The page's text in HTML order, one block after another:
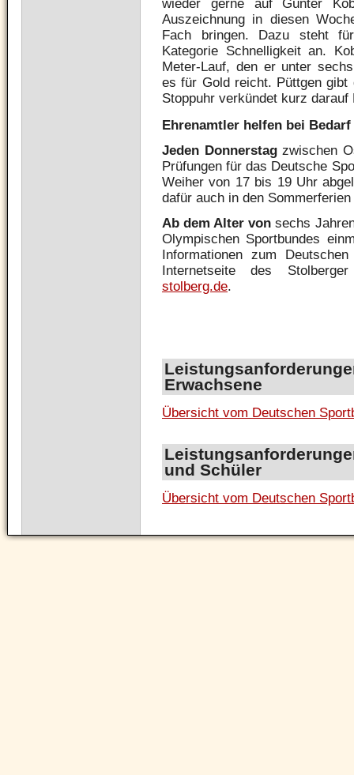
wieder gerne auf Günter
Auszeichnung in diesen
Fach bringen. Dazu steht
Kategorie Schnelligkeit an.
Meter-Lauf, den er unter
es für Gold reicht. Püttgen
Stoppuhr verkündet kurz
Ehrenamtler helfen bei
Jeden Donnerstagzwischen
Prüfungen für das Deutsche
Weiher von 17 bis 19 Uhr
dafür auch in den
Ab dem Alter von sechs
Olympischen Sportbundes
Informationen zum
Internetseite des
stolberg.de.
Erwachsene
Übersicht vom Deutschen
und Schüler
Übersicht vom Deutschen
Navigation